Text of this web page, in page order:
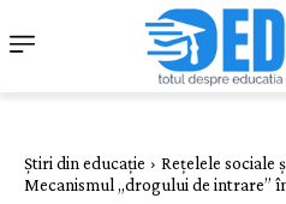
Știri din educație
Rețelele sociale
Mecanismul „drogului de intrare”